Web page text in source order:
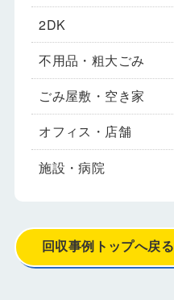
2DK
不用品・粗大ごみ
ごみ屋敷・空き家
オフィス・店舗
施設・病院
回収事例トップへ戻る